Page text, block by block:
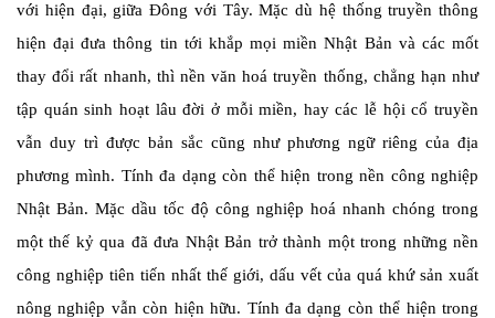
với hiện đại, giữa Đông với Tây. Mặc dù hệ thống truyền thông
hiện đại đưa thông tin tới khắp mọi miền Nhật Bản và các mốt
thay đổi rất nhanh, thì nền văn hoá truyền thống, chẳng hạn như
tập quán sinh hoạt lâu đời ở mỗi miền, hay các lễ hội cổ truyền
vẫn duy trì được bản sắc cũng như phương ngữ riêng của địa
phương mình. Tính đa dạng còn thể hiện trong nền công nghiệp
Nhật Bản. Mặc dầu tốc độ công nghiệp hoá nhanh chóng trong
một thế kỷ qua đã đưa Nhật Bản trở thành một trong những nền
công nghiệp tiên tiến nhất thế giới, dấu vết của quá khứ sản xuất
nông nghiệp vẫn còn hiện hữu. Tính đa dạng còn thể hiện trong